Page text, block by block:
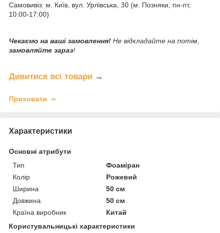
Самовивіз: м. Київ, вул. Урлівська, 30 (м. Позняки, пн-пт,
10:00-17:00)
Чекаємо на ваші замовлення! Не відкладайте на потім,
замовляйте зараз!
Дивитися всі товари →
Приховати
Характеристики
Основні атрибути
Тип
Фоаміран
Колір
Рожевий
Ширина
50 см
Довжина
50 см
Країна виробник
Китай
Користувальницькі характеристики